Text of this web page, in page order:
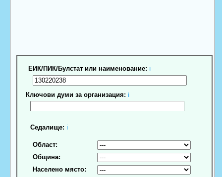
ЕИК/ПИК/Булстат или наименование: ℹ
Ключови думи за организация: ℹ
Седалище: ℹ
Област:
Община:
Населено място: